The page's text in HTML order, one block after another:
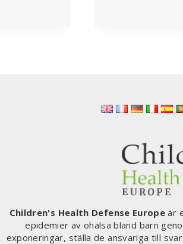
Children's Health Defense Europe är
epidemier av ohälsa bland barn
exponeringar, ställa de ansvariga till